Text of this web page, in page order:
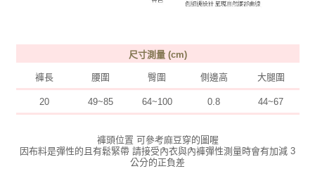
尺寸測量 (cm)
褲長 腰圍 臀圍 側邊高 大腿圍
20 49~85 64~100 0.8 44~67
褲頭位置 可參考麻豆穿的圖喔
因布料是彈性的且有鬆緊帶 請接受內衣與內褲彈性測量時會有加減 3
公分的正負差